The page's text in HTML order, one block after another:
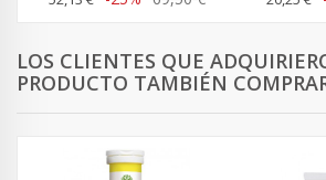
LOS CLIENTES QUE
PRODUCTO TAMBIÉN